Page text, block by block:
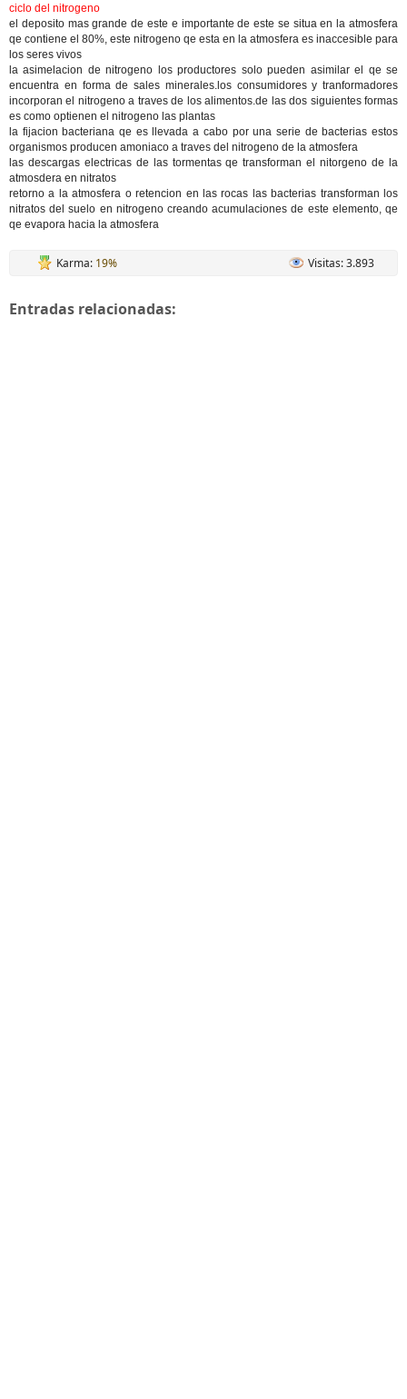
ciclo del nitrogeno
el deposito mas grande de este e importante de este se situa en la atmosfera
qe contiene el 80%, este nitrogeno qe esta en la atmosfera es inaccesible para
los seres vivos
la asimelacion de nitrogeno los productores solo pueden asimilar el qe se
encuentra en forma de sales minerales.los consumidores y tranformadores
incorporan el nitrogeno a traves de los alimentos.de las dos siguientes formas
es como optienen el nitrogeno las plantas
la fijacion bacteriana qe es llevada a cabo por una serie de bacterias estos
organismos producen amoniaco a traves del nitrogeno de la atmosfera
las descargas electricas de las tormentas qe transforman el nitorgeno de la
atmosdera en nitratos
retorno a la atmosfera o retencion en las rocas las bacterias transforman los
nitratos del suelo en nitrogeno creando acumulaciones de este elemento, qe
qe evapora hacia la atmosfera
Karma: 19% Visitas: 3.893
Entradas relacionadas: